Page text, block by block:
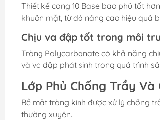
Thiết kế cong 10 Base bao phủ tốt
khuôn mặt, từ đó nâng cao hiệu quả
Chịu va đập tốt trong môi
Tròng Polycarbonate có khả năng
và va đập phát sinh trong quá trình
Lớp Phủ Chống Trầy
Bề mặt tròng kính được xử lý chống
thường xuyên.